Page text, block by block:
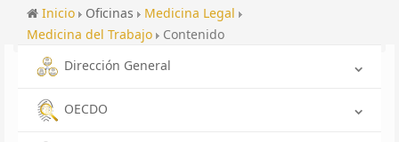
Inicio Oficinas
Medicina Legal
Medicina del Trabajo
Contenido
Dirección General
OECDO